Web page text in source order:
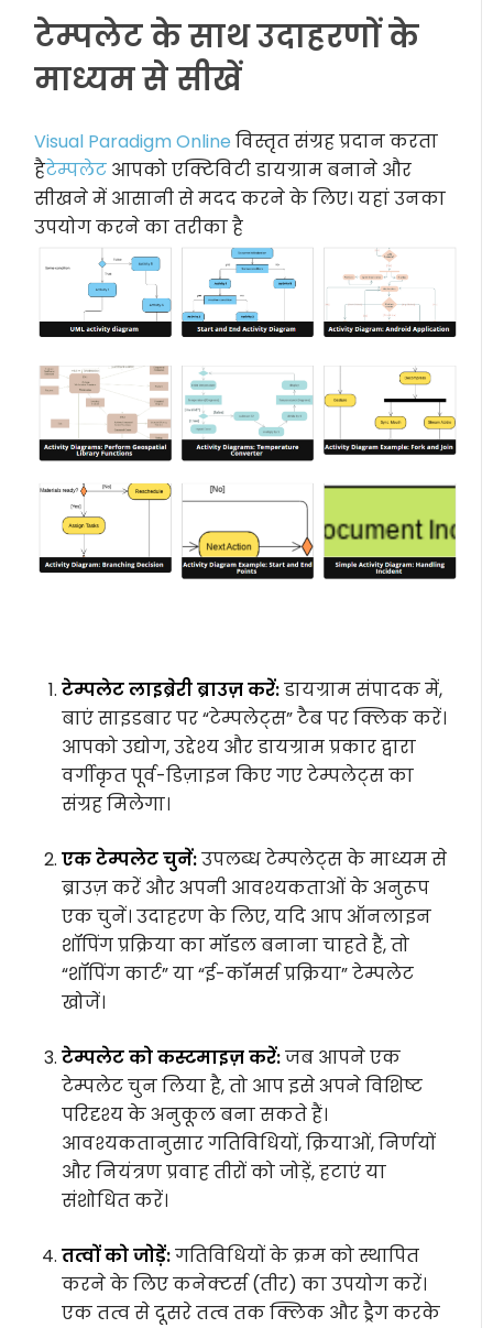
टेम्पलेट के साथ उदाहरणों के
माध्यम से सीखें
Visual Paradigm Online विस्तृत संग्रह प्रदान करता
हैटेम्पलेट आपको एक्टिविटी डायग्राम बनाने और
सीखने में आसानी से मदद करने के लिए। यहां उनका
उपयोग करने का तरीका है
टेम्पलेट लाइब्रेरी ब्राउज़ करें:डायग्राम संपादक में,
बाएं साइडबार पर “टेम्पलेट्स” टैब पर क्लिक करें।
आपको उद्योग, उद्देश्य और डायग्राम प्रकार द्वारा
वर्गीकृत पूर्व-डिज़ाइन किए गए टेम्पलेट्स का
संग्रह मिलेगा।
एक टेम्पलेट चुनें:उपलब्ध टेम्पलेट्स के माध्यम से
ब्राउज़ करें और अपनी आवश्यकताओं के अनुरूप
एक चुनें। उदाहरण के लिए, यदि आप ऑनलाइन
शॉपिंग प्रक्रिया का मॉडल बनाना चाहते हैं, तो
“शॉपिंग कार्ट” या “ई-कॉमर्स प्रक्रिया” टेम्पलेट
खोजें।
टेम्पलेट को कस्टमाइज़ करें:जब आपने एक
टेम्पलेट चुन लिया है, तो आप इसे अपने विशिष्ट
परिदृश्य के अनुकूल बना सकते हैं।
आवश्यकतानुसार गतिविधियों, क्रियाओं, निर्णयों
और नियंत्रण प्रवाह तीरों को जोड़ें, हटाएं या
संशोधित करें।
तत्वों को जोड़ें:गतिविधियों के क्रम को स्थापित
करने के लिए कनेक्टर्स (तीर) का उपयोग करें।
एक तत्व से दूसरे तत्व तक क्लिक और ड्रैग करके